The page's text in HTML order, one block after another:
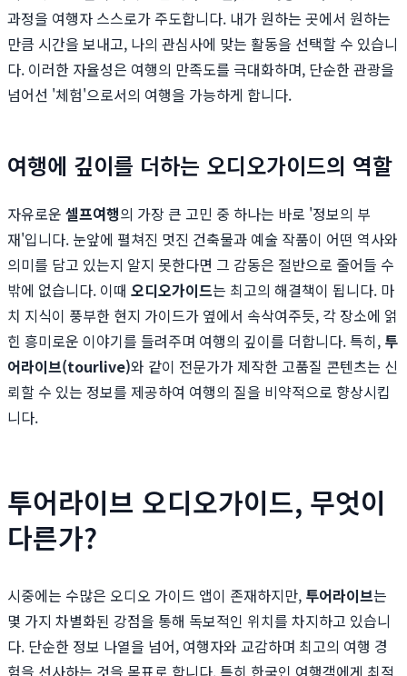
과정을 여행자 스스로가 주도합니다. 내가 원하는 곳에서 원하는
만큼 시간을 보내고, 나의 관심사에 맞는 활동을 선택할 수 있습니
다. 이러한 자율성은 여행의 만족도를 극대화하며, 단순한 관광을
넘어선 '체험'으로서의 여행을 가능하게 합니다.
여행에 깊이를 더하는 오디오가이드의 역할
자유로운 셀프여행의 가장 큰 고민 중 하나는 바로 '정보의 부
재'입니다. 눈앞에 펼쳐진 멋진 건축물과 예술 작품이 어떤 역사와
의미를 담고 있는지 알지 못한다면 그 감동은 절반으로 줄어들 수
밖에 없습니다. 이때 오디오가이드는 최고의 해결책이 됩니다. 마
치 지식이 풍부한 현지 가이드가 옆에서 속삭여주듯, 각 장소에 얽
힌 흥미로운 이야기를 들려주며 여행의 깊이를 더합니다. 특히, 투
어라이브(tourlive)와 같이 전문가가 제작한 고품질 콘텐츠는 신
뢰할 수 있는 정보를 제공하여 여행의 질을 비약적으로 향상시킵
니다.
투어라이브 오디오가이드, 무엇이
다른가?
시중에는 수많은 오디오 가이드 앱이 존재하지만, 투어라이브는
몇 가지 차별화된 강점을 통해 독보적인 위치를 차지하고 있습니
다. 단순한 정보 나열을 넘어, 여행자와 교감하며 최고의 여행 경
험을 선사하는 것을 목표로 합니다. 특히 한국인 여행객에게 최적